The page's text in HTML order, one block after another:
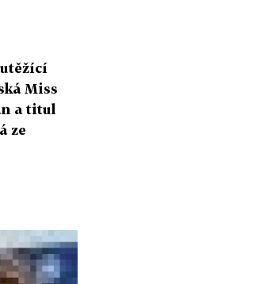
Miss
a titul
ze